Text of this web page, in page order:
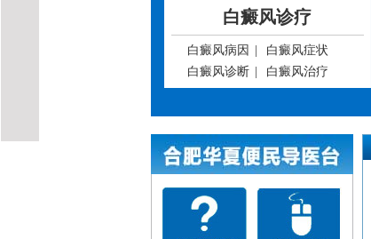
白癜风诊疗
白癜风病因
白癜风症状
白癜风诊断
白癜风治疗